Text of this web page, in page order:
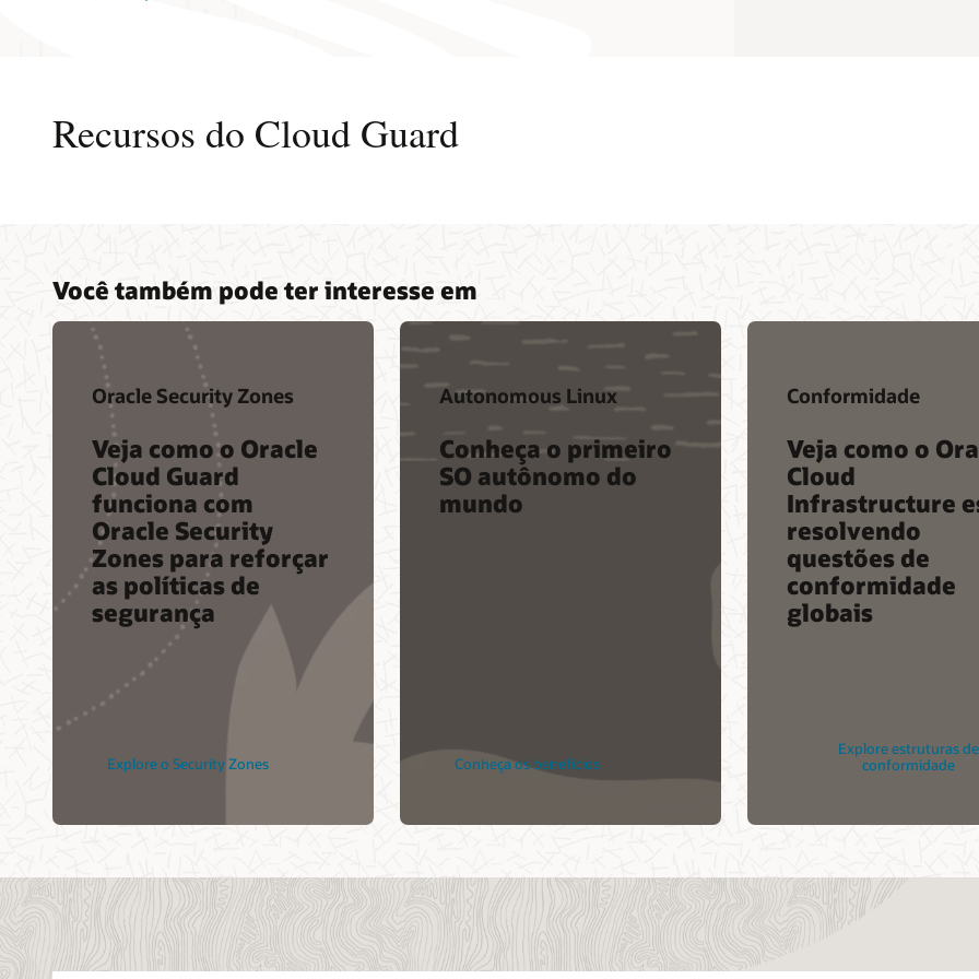
Recursos do Cloud Guard
Você também pode ter interesse em
Oracle Security Zones
Veja como o Oracle
Cloud Guard
funciona com
Oracle Security
Zones para reforçar
as políticas de
segurança
Explore o Security Zones
Autonomous Linux
Conheça o primeiro
SO autônomo do
mundo
Conheça os benefícios
Conformidade
Veja como o
Cloud
Infrastructure
resolvendo
questões de
conformidade
globais
Explore estruturas de
conformidade